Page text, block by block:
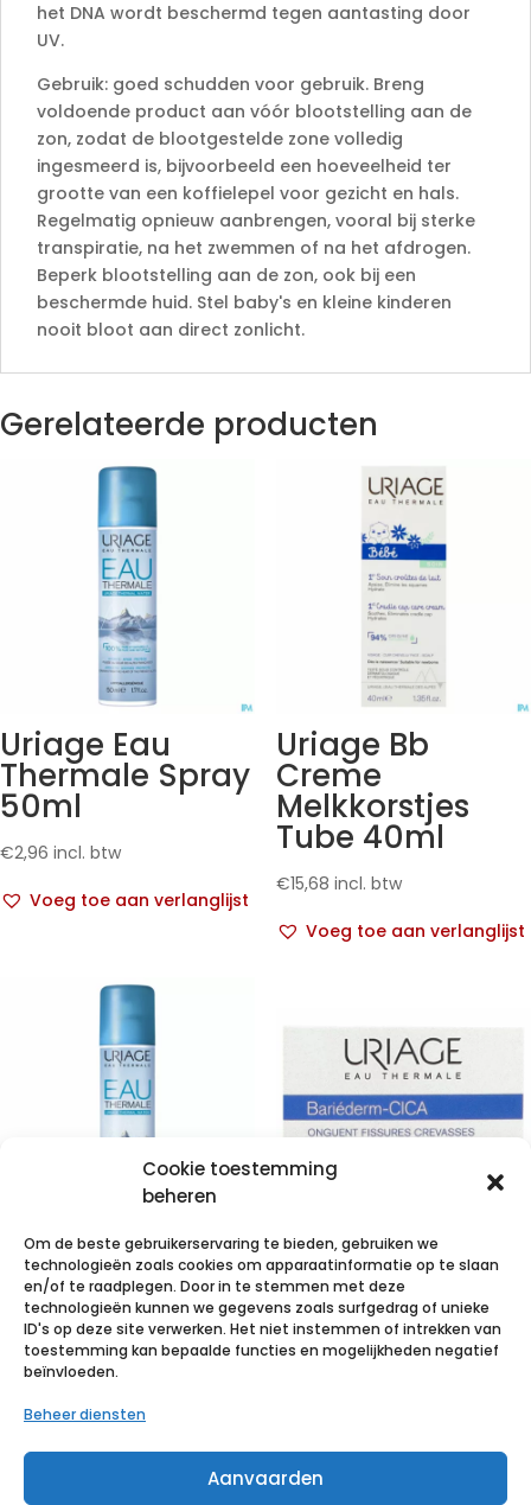
Cookie toestemming
beheren
Om de beste gebruikerservaring te bieden, gebruiken we
technologieën zoals cookies om apparaatinformatie op te slaan
en/of te raadplegen. Door in te stemmen met deze
technologieën kunnen we gegevens zoals surfgedrag of unieke
ID's op deze site verwerken. Het niet instemmen of intrekken van
toestemming kan bepaalde functies en mogelijkheden negatief
beïnvloeden.
Beheer diensten
Aanvaarden
het DNA wordt beschermd tegen aantasting door
UV.
Gebruik: goed schudden voor gebruik. Breng
voldoende product aan vóór blootstelling aan de
zon, zodat de blootgestelde zone volledig
ingesmeerd is, bijvoorbeeld een hoeveelheid ter
grootte van een koffielepel voor gezicht en hals.
Regelmatig opnieuw aanbrengen, vooral bij sterke
transpiratie, na het zwemmen of na het afdrogen.
Beperk blootstelling aan de zon, ook bij een
beschermde huid. Stel baby's en kleine kinderen
nooit bloot aan direct zonlicht.
Gerelateerde producten
Uriage Eau
Thermale Spray
50ml
€2,96 incl. btw
Voeg toe aan verlanglijst
Uriage Bb
Creme
Melkkorstjes
Tube 40ml
€15,68 incl. btw
Voeg toe aan verlanglijst
Uriage Eau
Thermale Spray
300ml
9,84 incl. btw
Voeg toe aan verlanglijst
Uriage
Bariederm
Kloven-barsten
Voeg toe aan verlanglijst